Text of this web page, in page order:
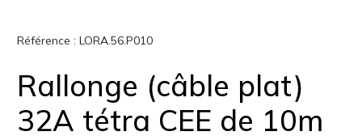
Référence : LORA.56.P010
Rallonge (câble plat)
32A tétra CEE de 10m